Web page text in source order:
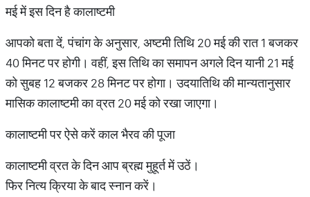
मई में इस दिन है कालाष्टमी
आपको बता दें, पंचांग के अनुसार, अष्टमी तिथि 20 मई की रात 1 बजकर
40 मिनट पर होगी। वहीं, इस तिथि का समापन अगले दिन यानी 21 मई
को सुबह 12 बजकर 28 मिनट पर होगा। उदयातिथि की मान्यतानुसार
मासिक कालाष्टमी का व्रत 20 मई को रखा जाएगा।
कालाष्टमी पर ऐसे करें काल भैरव की पूजा
कालाष्टमी व्रत के दिन आप ब्रह्म मुहूर्त में उठें।
फिर नित्य क्रिया के बाद स्नान करें।